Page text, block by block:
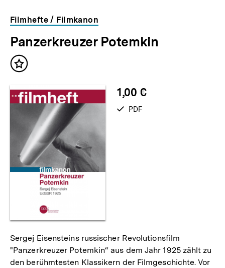
Filmhefte / Filmkanon
Panzerkreuzer Potemkin
Inhalt
1,00 €
verfügbar
PDF
Sergej Eisensteins russischer Revolutionsfilm
"Panzerkreuzer Potemkin“ aus dem Jahr 1925 zählt zu
den berühmtesten Klassikern der Filmgeschichte. Vor